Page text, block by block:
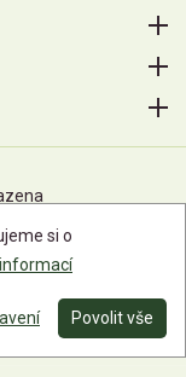
si o
Povolit vše